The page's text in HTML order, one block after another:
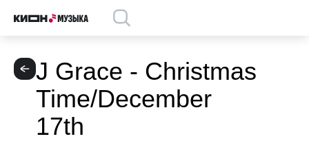
J Grace - Christmas
Time/December
17th